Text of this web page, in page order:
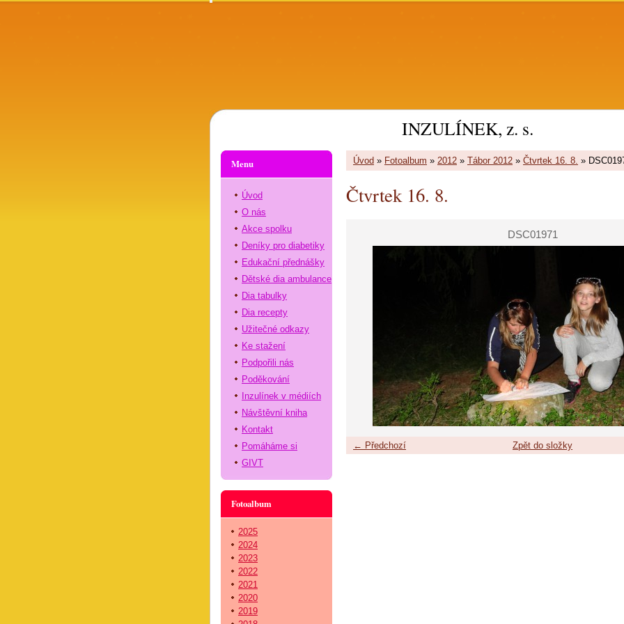
INZULÍNEK, z. s.
Úvod » Fotoalbum » 2012 » Tábor 2012 » Čtvrtek 16. 8. »
Čtvrtek 16. 8.
DSC01971
← Předchozí Zpět do složky
Menu
Úvod
O nás
Akce spolku
Deníky pro diabetiky
Edukační přednášky
Dětské dia ambulance
Dia tabulky
Dia recepty
Užitečné odkazy
Ke stažení
Podpořili nás
Poděkování
Inzulínek v médiích
Návštěvní kniha
Kontakt
Pomáháme si
GIVT
Fotoalbum
2025
2024
2023
2022
2021
2020
2019